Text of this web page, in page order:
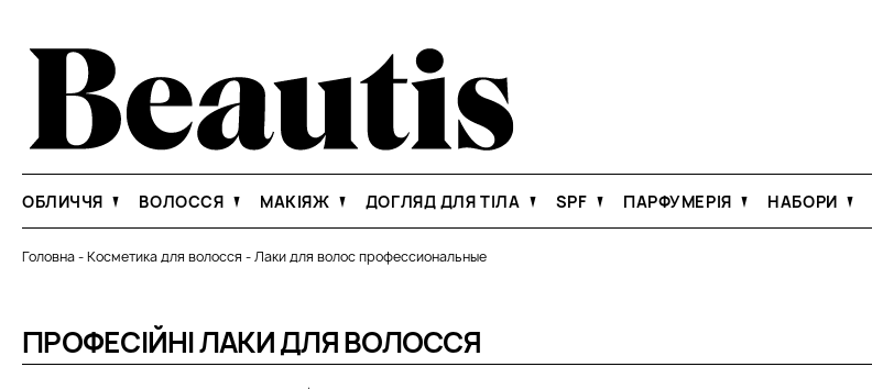
ОБЛИЧЧЯ ВОЛОССЯ МАКІЯЖ ДОГЛЯД ДЛЯ ТІЛА SPF ПАРФУМЕРІЯ НАБОРИ
Головна-Косметика для волосся -Лаки для волос профессиональные
ПРОФЕСІЙНІ ЛАКИ ДЛЯ ВОЛОССЯ